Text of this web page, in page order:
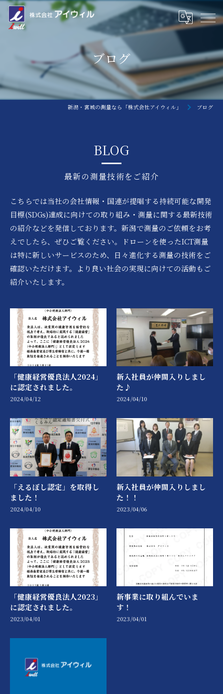
ブログ
新潟・宮城の測量なら「株式会社アイウィル」 ブログ
BLOG
最新の測量技術をご紹介
こちらでは当社の会社情報・国連が提唱する持続可能な開発
目標(SDGs)達成に向けての取り組み・測量に関する最新技術
の紹介などを発信しております。新潟で測量のご依頼をお考
えでしたら、ぜひご覧ください。ドローンを使ったICT測量
は特に新しいサービスのため、日々進化する測量の技術をご
確認いただけます。より良い社会の実現に向けての活動もご
紹介いたします。
「健康経営優良法人2024」
に認定されました。
2024/04/12
新入社員が仲間入りしまし
た♪
2024/04/10
「えるぼし認定」を取得し
ました！
2024/04/10
新入社員が仲間入りしまし
た！！
2023/04/06
「健康経営優良法人2023」
に認定されました。
2023/04/01
新事業に取り組んでいま
す！
2023/04/01